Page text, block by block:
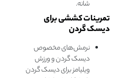
شانه.
تمرینات کششی برای
دیسک گردن
نرمش‌های مخصوص
دیسک گردن و ورزش
ویلیامز برای دیسک گردن